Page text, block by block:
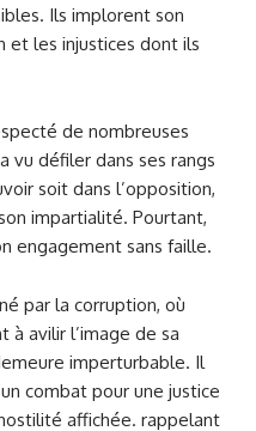
Ils implorent son
et les injustices dont ils
de nombreuses
vu défiler dans ses rangs
soit dans l’opposition,
impartialité. Pourtant,
engagement sans faille.
par la corruption, où
à avilir l’image de sa
imperturbable. Il
combat pour une justice
affichée. rappelant